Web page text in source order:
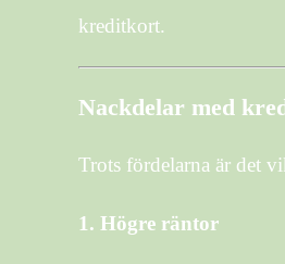
kreditkort.
Nackdelar med
Trots fördelarna är det
1. Högre räntor